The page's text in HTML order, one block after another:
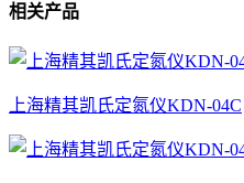
相关产品
上海精其凯氏定氮仪KDN-04C